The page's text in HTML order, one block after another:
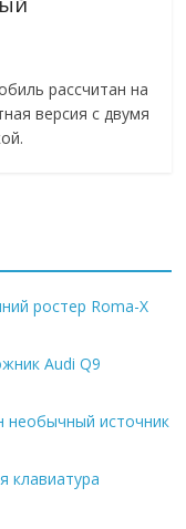
рассчитан на
версия с двумя
ростер Roma-X
Audi Q9
необычный источник
клавиатура